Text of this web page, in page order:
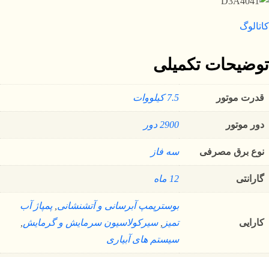
کاتالوگ
توضیحات تکمیلی
قدرت موتور 7.5 کیلووات
دور موتور 2900 دور
نوع برق مصرفی سه فاز
گارانتی 12 ماه
کارایی
بوسترپمپ آبرسانی و آتشنشانی ,پمپاژ آب
تمیز
,سیرکولاسیون سرمایش و گرمایش
سیستم های آبیاری